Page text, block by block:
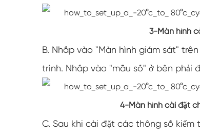
3-Màn hình
B. Nhấp vào "Màn hình giám sát"
trình. Nhấp vào "mẫu số" ở bên phải
4-Màn hình cài đặt
C. Sau khi cài đặt các thông số